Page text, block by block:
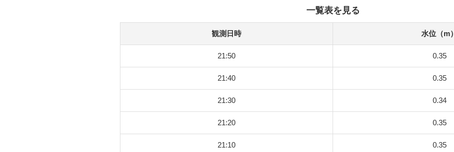
一覧表を見る
観測日時 水位（m）
21:50 0.35
21:40 0.35
21:30 0.34
21:20 0.35
21:10 0.35